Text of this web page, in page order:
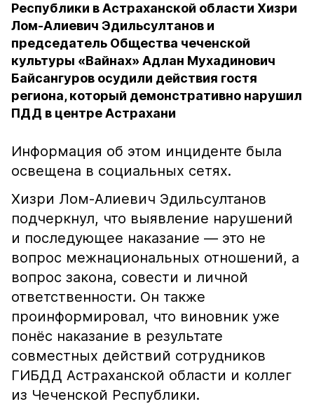
Республики в Астраханской области Хизри
Лом-Алиевич Эдильсултанов и
председатель Общества чеченской
культуры «Вайнах» Адлан Мухадинович
Байсангуров осудили действия гостя
региона, который демонстративно нарушил
ПДД в центре Астрахани
Информация об этом инциденте была
освещена в социальных сетях.
Хизри Лом-Алиевич Эдильсултанов
подчеркнул, что выявление нарушений
и последующее наказание — это не
вопрос межнациональных отношений, а
вопрос закона, совести и личной
ответственности. Он также
проинформировал, что виновник уже
понёс наказание в результате
совместных действий сотрудников
ГИБДД Астраханской области и коллег
из Чеченской Республики.